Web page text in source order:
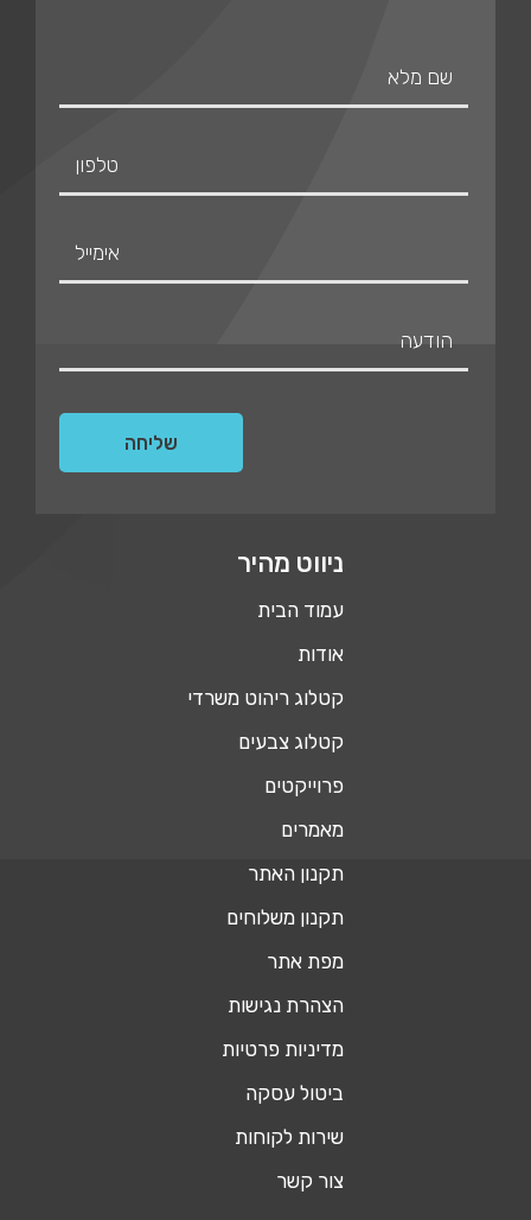
ניווט מהיר
עמוד הבית
אודות
קטלוג ריהוט משרדי
קטלוג צבעים
פרוייקטים
מאמרים
תקנון האתר
תקנון משלוחים
מפת אתר
הצהרת נגישות
מדיניות פרטיות
ביטול עסקה
שירות לקוחות
צור קשר